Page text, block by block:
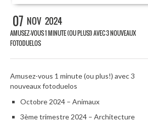
07 NOV 2024
AMUSEZ-VOUS 1 MINUTE (OU PLUS!) AVEC 3 NOUVEAUX
FOTODUELOS
Amusez-vous 1 minute (ou plus!) avec 3
nouveaux fotoduelos
Octobre 2024 – Animaux
3ème trimestre 2024 – Architecture